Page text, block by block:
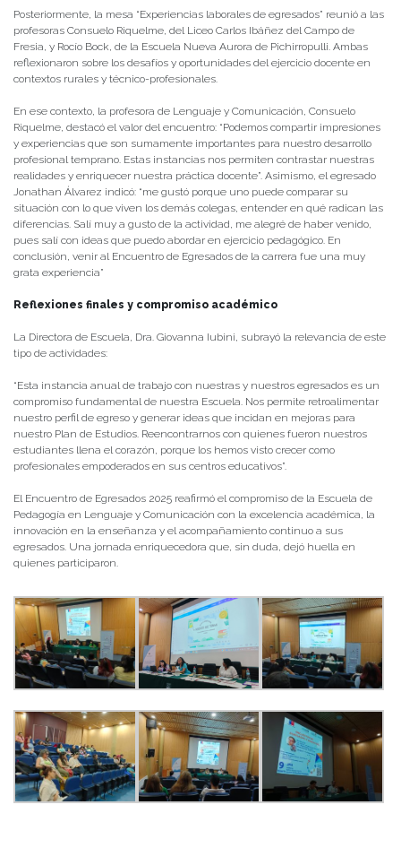
Posteriormente, la mesa “Experiencias laborales de egresados” reunió a las
profesoras Consuelo Riquelme, del Liceo Carlos Ibáñez del Campo de
Fresia, y Rocío Bock, de la Escuela Nueva Aurora de Pichirropulli. Ambas
reflexionaron sobre los desafíos y oportunidades del ejercicio docente en
contextos rurales y técnico-profesionales.
En ese contexto, la profesora de Lenguaje y Comunicación, Consuelo
Riquelme, destacó el valor del encuentro: “Podemos compartir impresiones
y experiencias que son sumamente importantes para nuestro desarrollo
profesional temprano. Estas instancias nos permiten contrastar nuestras
realidades y enriquecer nuestra práctica docente”. Asimismo, el egresado
Jonathan Álvarez indicó: “me gustó porque uno puede comparar su
situación con lo que viven los demás colegas, entender en qué radican las
diferencias. Salí muy a gusto de la actividad, me alegré de haber venido,
pues salí con ideas que puedo abordar en ejercicio pedagógico. En
conclusión, venir al Encuentro de Egresados de la carrera fue una muy
grata experiencia”
Reflexiones finales y compromiso académico
La Directora de Escuela, Dra. Giovanna Iubini, subrayó la relevancia de este
tipo de actividades:
“Esta instancia anual de trabajo con nuestras y nuestros egresados es un
compromiso fundamental de nuestra Escuela. Nos permite retroalimentar
nuestro perfil de egreso y generar ideas que incidan en mejoras para
nuestro Plan de Estudios. Reencontrarnos con quienes fueron nuestros
estudiantes llena el corazón, porque los hemos visto crecer como
profesionales empoderados en sus centros educativos”.
El Encuentro de Egresados 2025 reafirmó el compromiso de la Escuela de
Pedagogía en Lenguaje y Comunicación con la excelencia académica, la
innovación en la enseñanza y el acompañamiento continuo a sus
egresados. Una jornada enriquecedora que, sin duda, dejó huella en
quienes participaron.